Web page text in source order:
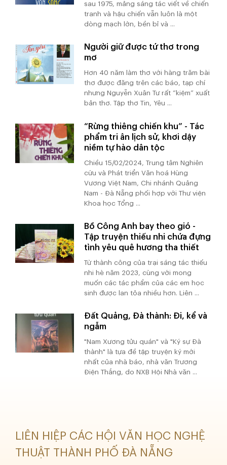
sau 1975, mảng sáng tác viết về chiến
tranh và hậu chiến vẫn luôn là một
dòng mạch lớn, bền bỉ và ...
Người giữ được tứ thơ trong
mơ
Hơn 40 năm làm thơ với hàng trăm bài
thơ được đăng trên các báo, tạp chí
nhưng Nguyễn Xuân Tư rất “kiệm” xuất
bản thơ. Tập thơ Tin, Yêu ...
“Rừng thiêng chiến khu” - Tác
phẩm tri ân lịch sử, khơi dậy
niềm tự hào dân tộc
Chiều 15/02/2024, Trung tâm Nghiên
cứu và Phát triển Văn hoá Hùng
Vương Việt Nam, Chi nhánh Quảng
Nam - Đà Nẵng phối hợp với Thư viện
Khoa học Tổng ...
Bồ Công Anh bay theo gió -
Tập truyện thiếu nhi chứa đựng
tình yêu quê hương tha thiết
Từ thành công của trại sáng tác thiếu
nhi hè năm 2023, cùng với mong
muốn các tác phẩm của các em học
sinh được lan tỏa nhiều hơn. Liên ...
Đất Quảng, Đà thành: Đi, kể và
ngẫm
"Nam Xương tửu quán" và "Ký sự Đà
thành" là tựa đề tập truyện ký mới
nhất của nhà báo, nhà văn Trương
Điện Thắng, do NXB Hội Nhà văn ...
LIÊN HIỆP CÁC HỘI VĂN HỌC NGHỆ
THUẬT THÀNH PHỐ ĐÀ NẴNG